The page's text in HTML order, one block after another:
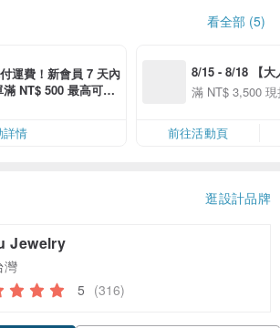
看全部 (5)
運費！新會員 7 天內
NT$ 500 最高可折
詳情
8/15 - 8/18 【大
季】滿
滿 NT$ 3,500
前往活動頁
逛設計品牌
Jewelry
灣
5 (316)